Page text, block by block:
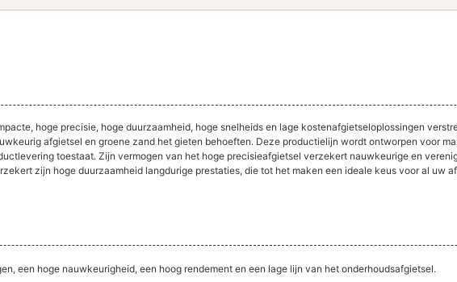
hoge precisie, hoge duurzaamheid, hoge snelheids en lage kostenafgietseloplossingen
afgietsel en groene zand het gieten behoeften. Deze productielijn wordt ontworpen voor
toestaat. Zijn vermogen van het hoge precisieafgietsel verzekert nauwkeurige en
zijn hoge duurzaamheid langdurige prestaties, die tot het maken een ideale keus voor al uw
een hoge nauwkeurigheid, een hoog rendement en een lage lijn van het onderhoudsafgietsel.